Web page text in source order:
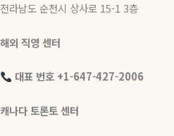
전라남도 순천시 상사로 15-1 3층
해외 직영 센터
대표 번호 +1-647-427-2006
캐나다 토론토 센터